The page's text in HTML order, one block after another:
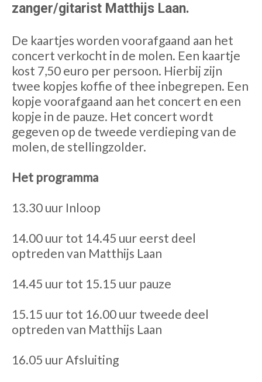
zanger/gitarist Matthijs Laan.
De kaartjes worden voorafgaand aan het
concert verkocht in de molen. Een kaartje
kost 7,50 euro per persoon. Hierbij zijn
twee kopjes koffie of thee inbegrepen. Een
kopje voorafgaand aan het concert en een
kopje in de pauze. Het concert wordt
gegeven op de tweede verdieping van de
molen, de stellingzolder.
Het programma
13.30 uur Inloop
14.00 uur tot 14.45 uur eerst deel
optreden van Matthijs Laan
14.45 uur tot 15.15 uur pauze
15.15 uur tot 16.00 uur tweede deel
optreden van Matthijs Laan
16.05 uur Afsluiting